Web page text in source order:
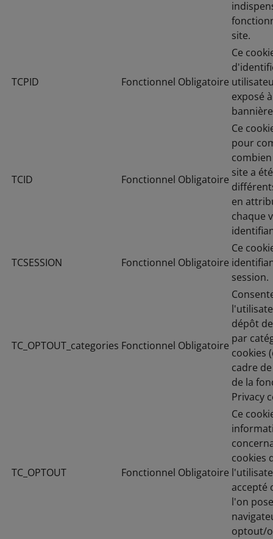
site.
TCPID Fonctionnel Obligatoire
Ce
exposé
bannière
TCID Fonctionnel Obligatoire
Ce
pour
site a
en
chaque
TCSESSION Fonctionnel Obligatoire
Ce
session.
TC_OPTOUT_categories Fonctionnel Obligatoire
dépôt
par
cookies
cadre
de la
Privacy
TC_OPTOUT Fonctionnel Obligatoire
Ce
cookies
accepté
l'on
optout/